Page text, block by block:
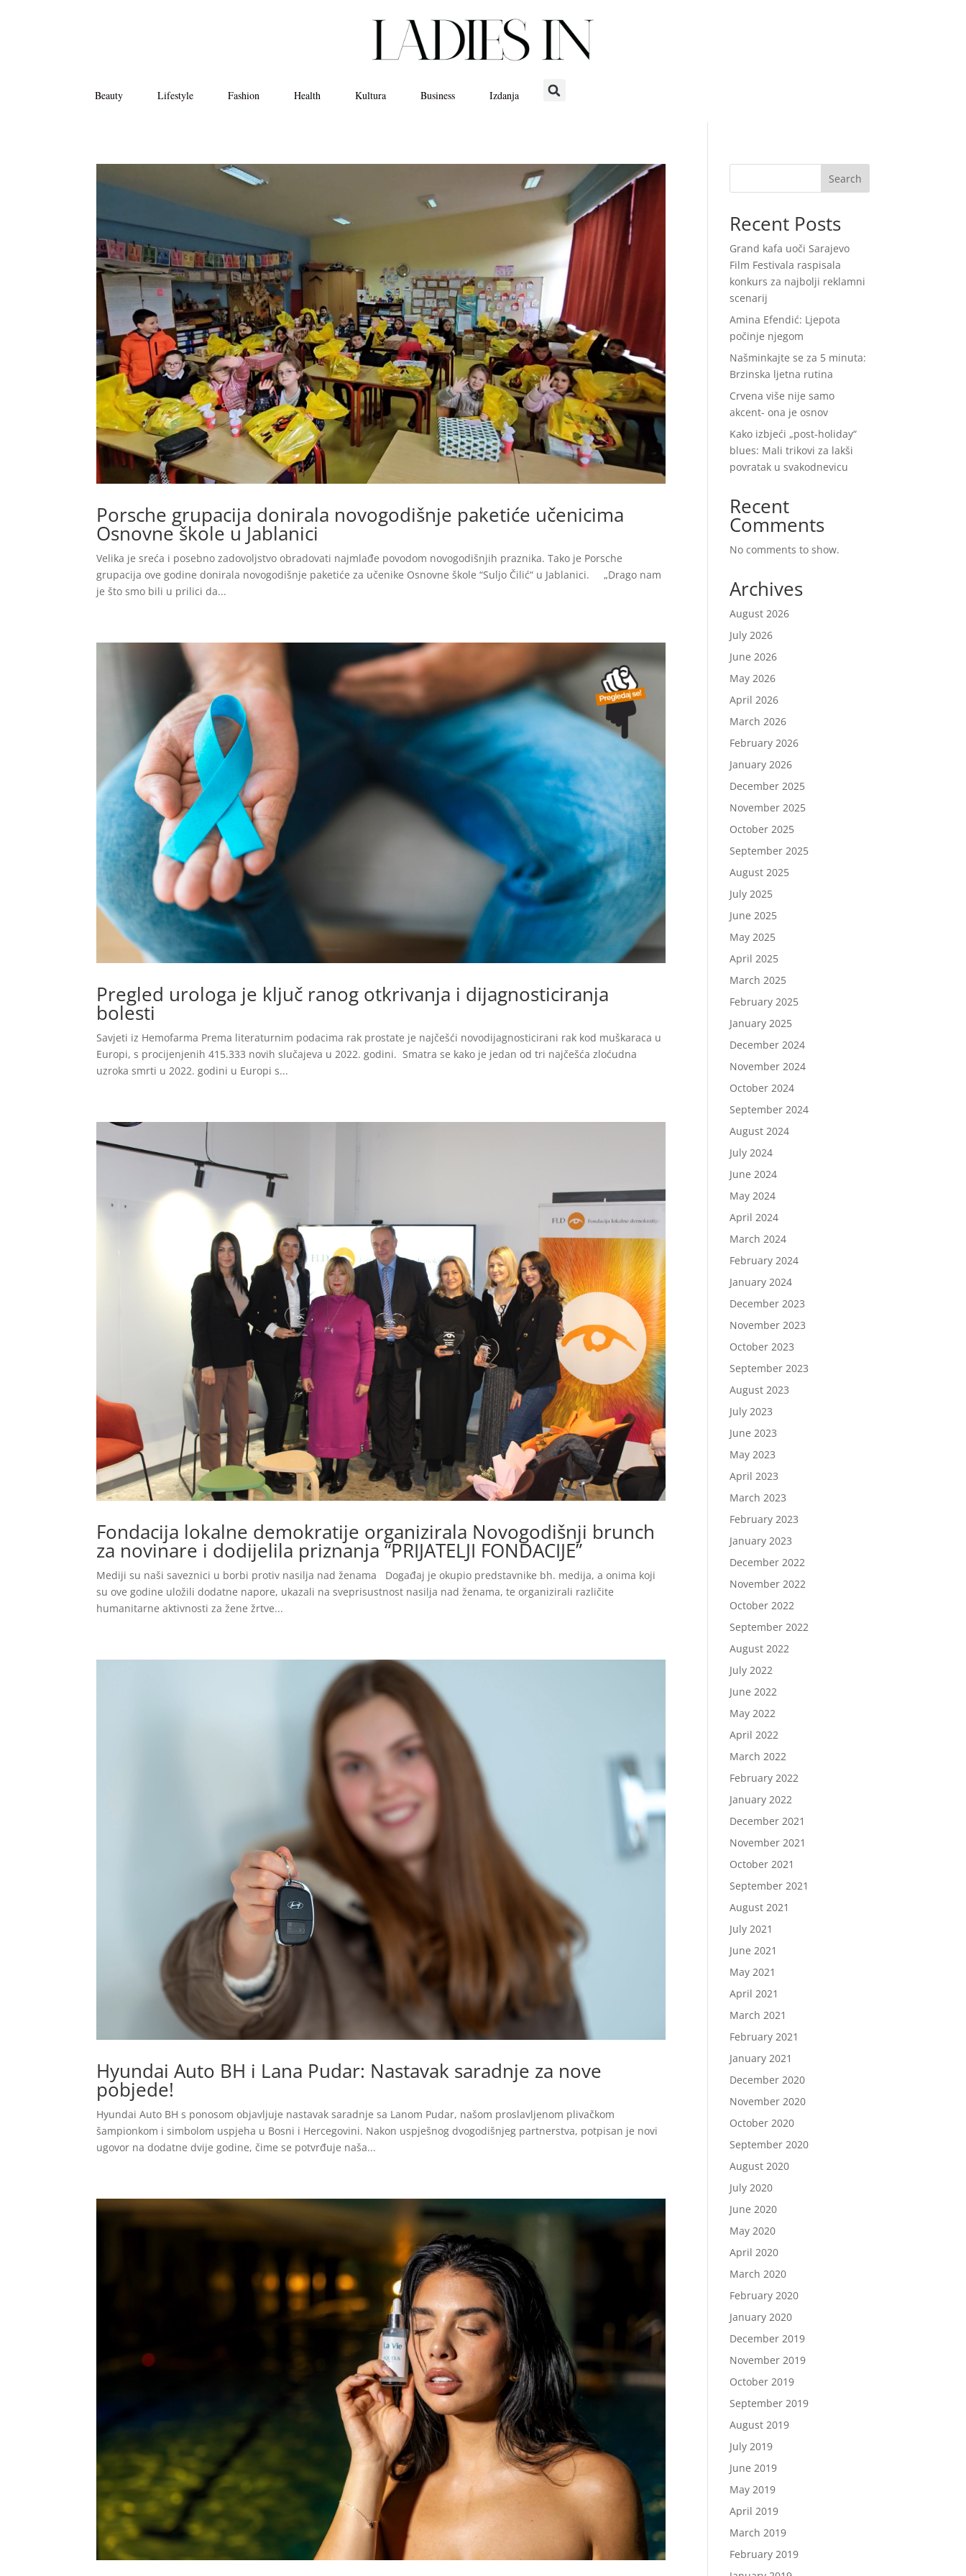
Beauty Lifestyle Fashion Health Kultura Business Izdanja
Porsche grupacija donirala novogodišnje paketiće učenicima
Osnovne škole u Jablanici
Velika je sreća i posebno zadovoljstvo obradovati najmlađe povodom novogodišnjih praznika. Tako je Porsche
grupacija ove godine donirala novogodišnje paketiće za učenike Osnovne škole “Suljo Čilić“ u Jablanici. „Drago nam
je što smo bili u prilici da...
Pregled urologa je ključ ranog otkrivanja i dijagnosticiranja
bolesti
Savjeti iz Hemofarma Prema literaturnim podacima rak prostate je najčešći novodijagnosticirani rak kod muškaraca u
Europi, s procijenjenih 415.333 novih slučajeva u 2022. godini. Smatra se kako je jedan od tri najčešća zloćudna
uzroka smrti u 2022. godini u Europi s...
Fondacija lokalne demokratije organizirala Novogodišnji brunch
za novinare i dodijelila priznanja “PRIJATELJI FONDACIJE”
Mediji su naši saveznici u borbi protiv nasilja nad ženama Događaj je okupio predstavnike bh. medija, a onima koji
su ove godine uložili dodatne napore, ukazali na sveprisustnost nasilja nad ženama, te organizirali različite
humanitarne aktivnosti za žene žrtve...
Hyundai Auto BH i Lana Pudar: Nastavak saradnje za nove
pobjede!
Hyundai Auto BH s ponosom objavljuje nastavak saradnje sa Lanom Pudar, našom proslavljenom plivačkom
šampionkom i simbolom uspjeha u Bosni i Hercegovini. Nakon uspješnog dvogodišnjeg partnerstva, potpisan je novi
ugovor na dodatne dvije godine, čime se potvrđuje naša...
Search
Recent Posts
Grand kafa uoči Sarajevo
Film Festivala raspisala
konkurs za najbolji reklamni
scenarij
Amina Efendić: Ljepota
počinje njegom
Našminkajte se za 5 minuta:
Brzinska ljetna rutina
Crvena više nije samo
akcent- ona je osnov
Kako izbjeći „post-holiday“
blues: Mali trikovi za lakši
povratak u svakodnevicu
Recent
Comments
No comments to show.
Archives
August 2026
July 2026
June 2026
May 2026
April 2026
March 2026
February 2026
January 2026
December 2025
November 2025
October 2025
September 2025
August 2025
July 2025
June 2025
May 2025
April 2025
March 2025
February 2025
January 2025
December 2024
November 2024
October 2024
September 2024
August 2024
July 2024
June 2024
May 2024
April 2024
March 2024
February 2024
January 2024
December 2023
November 2023
October 2023
September 2023
August 2023
July 2023
June 2023
May 2023
April 2023
March 2023
February 2023
January 2023
December 2022
November 2022
October 2022
September 2022
August 2022
July 2022
June 2022
May 2022
April 2022
March 2022
February 2022
January 2022
December 2021
November 2021
October 2021
September 2021
August 2021
July 2021
June 2021
May 2021
April 2021
March 2021
February 2021
January 2021
December 2020
November 2020
October 2020
September 2020
August 2020
July 2020
June 2020
May 2020
April 2020
March 2020
February 2020
January 2020
December 2019
November 2019
October 2019
September 2019
August 2019
July 2019
June 2019
May 2019
April 2019
March 2019
February 2019